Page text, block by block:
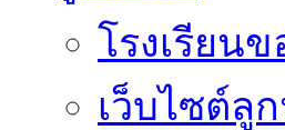
โรงเรียนข
เว็บไซต์ลู